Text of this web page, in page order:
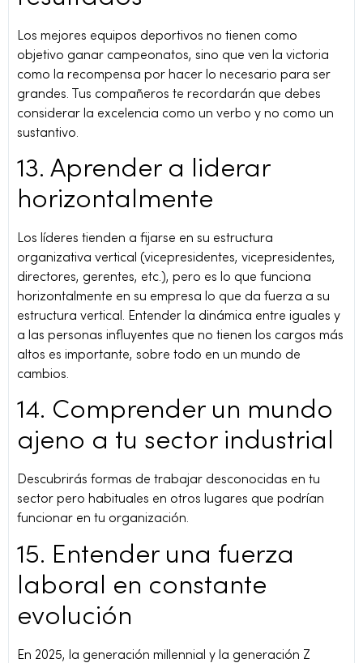
Los mejores equipos deportivos no tienen como
objetivo ganar campeonatos, sino que ven la victoria
como la recompensa por hacer lo necesario para ser
grandes. Tus compañeros te recordarán que debes
considerar la excelencia como un verbo y no como un
sustantivo.
13. Aprender a liderar
horizontalmente
Los líderes tienden a fijarse en su estructura
organizativa vertical (vicepresidentes, vicepresidentes,
directores, gerentes, etc.), pero es lo que funciona
horizontalmente en su empresa lo que da fuerza a su
estructura vertical. Entender la dinámica entre iguales y
a las personas influyentes que no tienen los cargos más
altos es importante, sobre todo en un mundo de
cambios.
14. Comprender un mundo
ajeno a tu sector industrial
Descubrirás formas de trabajar desconocidas en tu
sector pero habituales en otros lugares que podrían
funcionar en tu organización.
15. Entender una fuerza
laboral en constante
evolución
En 2025, la generación millennial y la generación Z